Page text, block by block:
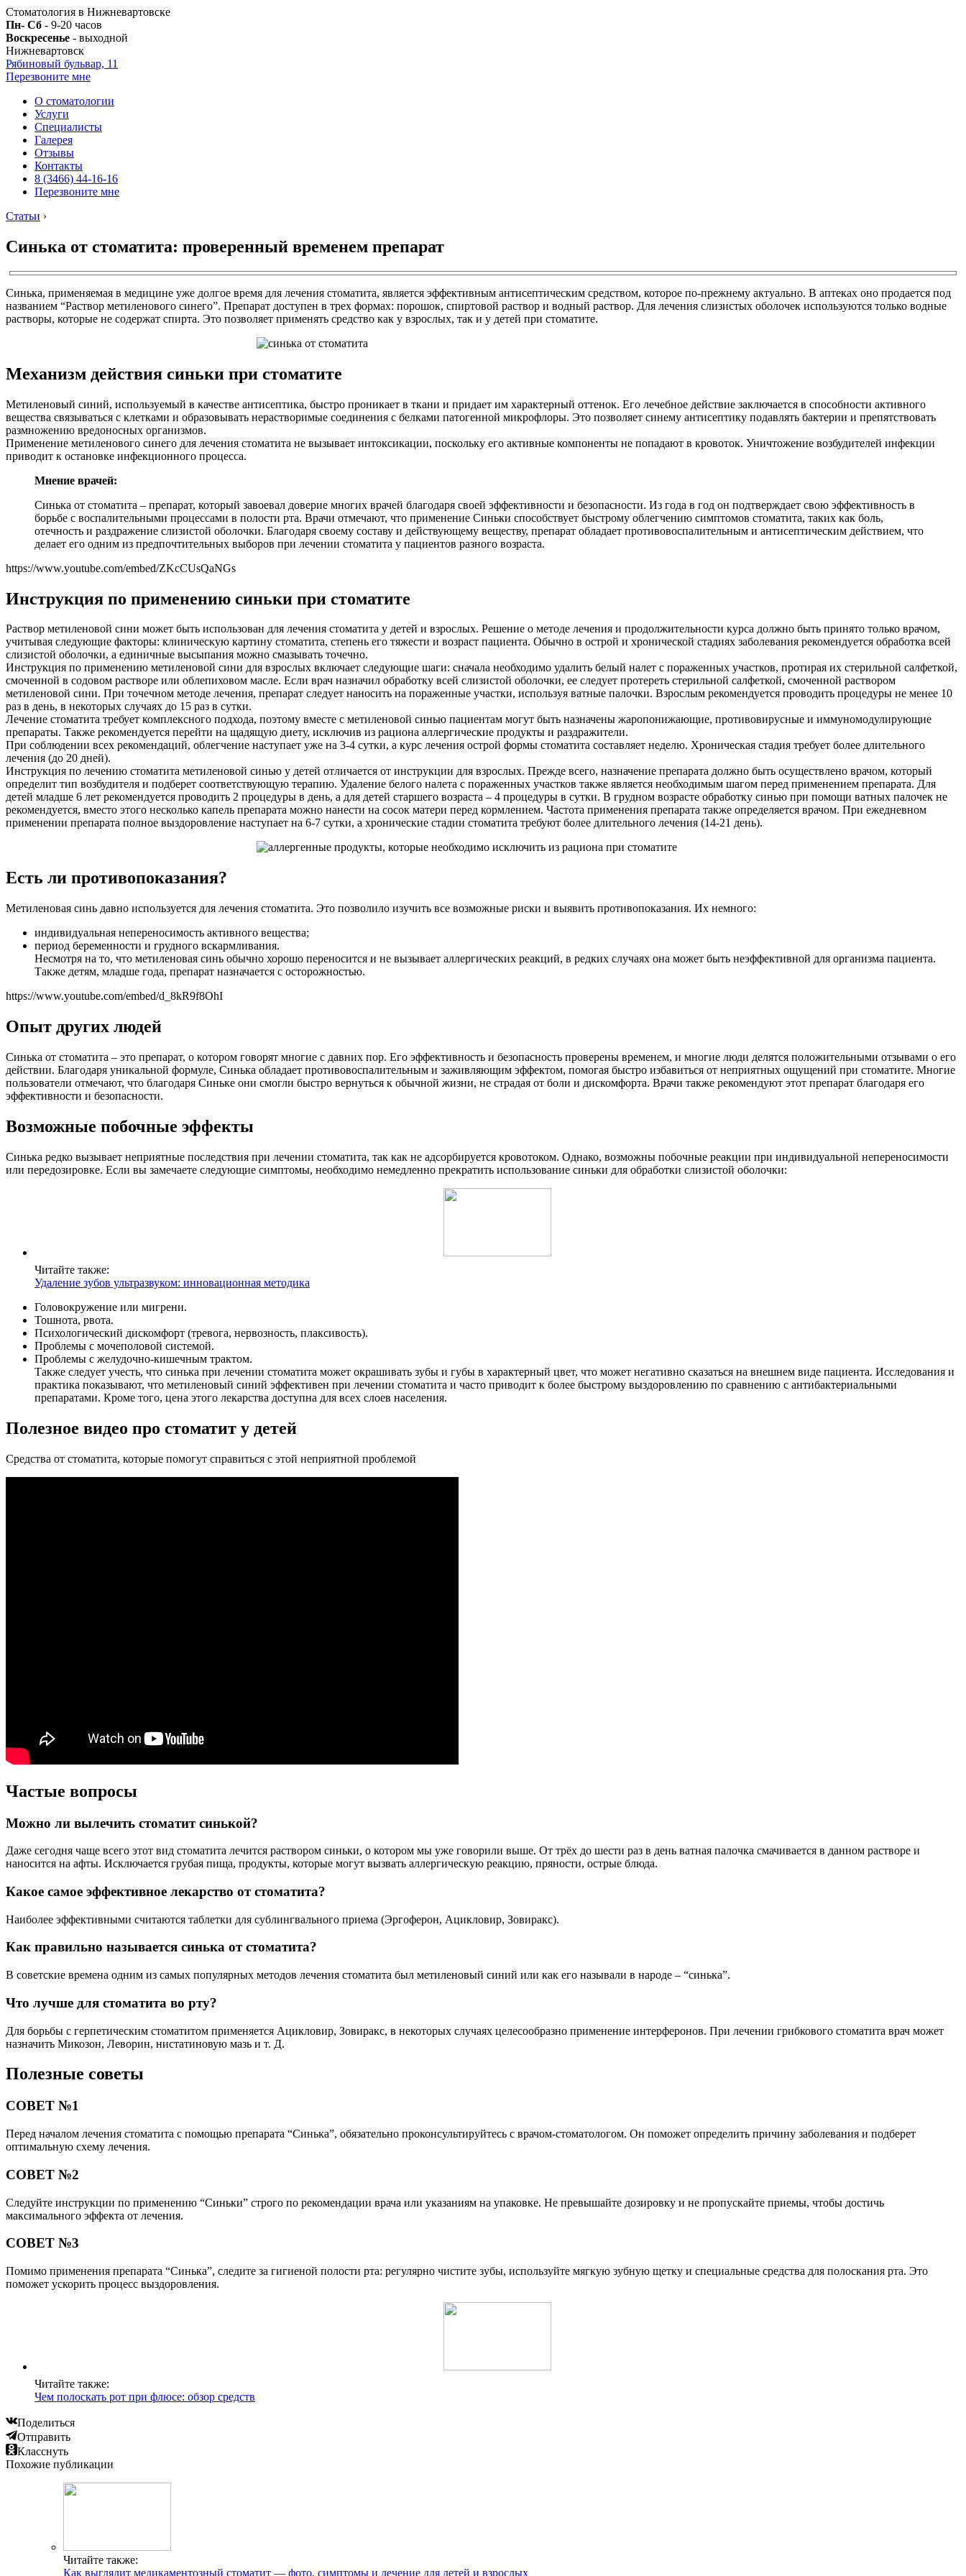
Стоматология в Нижневартовске
Пн- Сб - 9-20 часов
Воскресенье - выходной
Нижневартовск
Рябиновый бульвар, 11
Перезвоните мне
О стоматологии
Услуги
Специалисты
Галерея
Отзывы
Контакты
8 (3466) 44-16-16
Перезвоните мне
Статьи ›
Синька от стоматита: проверенный временем препарат
Синька, применяемая в медицине уже долгое время для лечения стоматита, является эффективным антисептическим средством, которое по-прежнему актуально. В аптеках оно продается под
названием “Раствор метиленового синего”. Препарат доступен в трех формах: порошок, спиртовой раствор и водный раствор. Для лечения слизистых оболочек используются только водные
растворы, которые не содержат спирта. Это позволяет применять средство как у взрослых, так и у детей при стоматите.
Механизм действия синьки при стоматите
Метиленовый синий, используемый в качестве антисептика, быстро проникает в ткани и придает им характерный оттенок. Его лечебное действие заключается в способности активного
вещества связываться с клетками и образовывать нерастворимые соединения с белками патогенной микрофлоры. Это позволяет синему антисептику подавлять бактерии и препятствовать
размножению вредоносных организмов.
Применение метиленового синего для лечения стоматита не вызывает интоксикации, поскольку его активные компоненты не попадают в кровоток. Уничтожение возбудителей инфекции
приводит к остановке инфекционного процесса.
Мнение врачей:
Синька от стоматита – препарат, который завоевал доверие многих врачей благодаря своей эффективности и безопасности. Из года в год он подтверждает свою эффективность в
борьбе с воспалительными процессами в полости рта. Врачи отмечают, что применение Синьки способствует быстрому облегчению симптомов стоматита, таких как боль,
отечность и раздражение слизистой оболочки. Благодаря своему составу и действующему веществу, препарат обладает противовоспалительным и антисептическим действием, что
делает его одним из предпочтительных выборов при лечении стоматита у пациентов разного возраста.
https://www.youtube.com/embed/ZKcCUsQaNGs
Инструкция по применению синьки при стоматите
Раствор метиленовой сини может быть использован для лечения стоматита у детей и взрослых. Решение о методе лечения и продолжительности курса должно быть принято только врачом,
учитывая следующие факторы: клиническую картину стоматита, степень его тяжести и возраст пациента. Обычно в острой и хронической стадиях заболевания рекомендуется обработка всей
слизистой оболочки, а единичные высыпания можно смазывать точечно.
Инструкция по применению метиленовой сини для взрослых включает следующие шаги: сначала необходимо удалить белый налет с пораженных участков, протирая их стерильной салфеткой,
смоченной в содовом растворе или облепиховом масле. Если врач назначил обработку всей слизистой оболочки, ее следует протереть стерильной салфеткой, смоченной раствором
метиленовой сини. При точечном методе лечения, препарат следует наносить на пораженные участки, используя ватные палочки. Взрослым рекомендуется проводить процедуры не менее 10
раз в день, в некоторых случаях до 15 раз в сутки.
Лечение стоматита требует комплексного подхода, поэтому вместе с метиленовой синью пациентам могут быть назначены жаропонижающие, противовирусные и иммуномодулирующие
препараты. Также рекомендуется перейти на щадящую диету, исключив из рациона аллергические продукты и раздражители.
При соблюдении всех рекомендаций, облегчение наступает уже на 3-4 сутки, а курс лечения острой формы стоматита составляет неделю. Хроническая стадия требует более длительного
лечения (до 20 дней).
Инструкция по лечению стоматита метиленовой синью у детей отличается от инструкции для взрослых. Прежде всего, назначение препарата должно быть осуществлено врачом, который
определит тип возбудителя и подберет соответствующую терапию. Удаление белого налета с пораженных участков также является необходимым шагом перед применением препарата. Для
детей младше 6 лет рекомендуется проводить 2 процедуры в день, а для детей старшего возраста – 4 процедуры в сутки. В грудном возрасте обработку синью при помощи ватных палочек не
рекомендуется, вместо этого несколько капель препарата можно нанести на сосок матери перед кормлением. Частота применения препарата также определяется врачом. При ежедневном
применении препарата полное выздоровление наступает на 6-7 сутки, а хронические стадии стоматита требуют более длительного лечения (14-21 день).
Есть ли противопоказания?
Метиленовая синь давно используется для лечения стоматита. Это позволило изучить все возможные риски и выявить противопоказания. Их немного:
индивидуальная непереносимость активного вещества;
период беременности и грудного вскармливания.
Несмотря на то, что метиленовая синь обычно хорошо переносится и не вызывает аллергических реакций, в редких случаях она может быть неэффективной для организма пациента.
Также детям, младше года, препарат назначается с осторожностью.
https://www.youtube.com/embed/d_8kR9f8OhI
Опыт других людей
Синька от стоматита – это препарат, о котором говорят многие с давних пор. Его эффективность и безопасность проверены временем, и многие люди делятся положительными отзывами о его
действии. Благодаря уникальной формуле, Синька обладает противовоспалительным и заживляющим эффектом, помогая быстро избавиться от неприятных ощущений при стоматите. Многие
пользователи отмечают, что благодаря Синьке они смогли быстро вернуться к обычной жизни, не страдая от боли и дискомфорта. Врачи также рекомендуют этот препарат благодаря его
эффективности и безопасности.
Возможные побочные эффекты
Синька редко вызывает неприятные последствия при лечении стоматита, так как не адсорбируется кровотоком. Однако, возможны побочные реакции при индивидуальной непереносимости
или передозировке. Если вы замечаете следующие симптомы, необходимо немедленно прекратить использование синьки для обработки слизистой оболочки:
Читайте также:
Удаление зубов ультразвуком: инновационная методика
Головокружение или мигрени.
Тошнота, рвота.
Психологический дискомфорт (тревога, нервозность, плаксивость).
Проблемы с мочеполовой системой.
Проблемы с желудочно-кишечным трактом.
Также следует учесть, что синька при лечении стоматита может окрашивать зубы и губы в характерный цвет, что может негативно сказаться на внешнем виде пациента. Исследования и
практика показывают, что метиленовый синий эффективен при лечении стоматита и часто приводит к более быстрому выздоровлению по сравнению с антибактериальными
препаратами. Кроме того, цена этого лекарства доступна для всех слоев населения.
Полезное видео про стоматит у детей
Средства от стоматита, которые помогут справиться с этой неприятной проблемой
Частые вопросы
Можно ли вылечить стоматит синькой?
Даже сегодня чаще всего этот вид стоматита лечится раствором синьки, о котором мы уже говорили выше. От трёх до шести раз в день ватная палочка смачивается в данном растворе и
наносится на афты. Исключается грубая пища, продукты, которые могут вызвать аллергическую реакцию, пряности, острые блюда.
Какое самое эффективное лекарство от стоматита?
Наиболее эффективными считаются таблетки для сублингвального приема (Эргоферон, Ацикловир, Зовиракс).
Как правильно называется синька от стоматита?
В советские времена одним из самых популярных методов лечения стоматита был метиленовый синий или как его называли в народе – “синька”.
Что лучше для стоматита во рту?
Для борьбы с герпетическим стоматитом применяется Ацикловир, Зовиракс, в некоторых случаях целесообразно применение интерферонов. При лечении грибкового стоматита врач может
назначить Микозон, Леворин, нистатиновую мазь и т. Д.
Полезные советы
СОВЕТ №1
Перед началом лечения стоматита с помощью препарата “Синька”, обязательно проконсультируйтесь с врачом-стоматологом. Он поможет определить причину заболевания и подберет
оптимальную схему лечения.
СОВЕТ №2
Следуйте инструкции по применению “Синьки” строго по рекомендации врача или указаниям на упаковке. Не превышайте дозировку и не пропускайте приемы, чтобы достичь
максимального эффекта от лечения.
СОВЕТ №3
Помимо применения препарата “Синька”, следите за гигиеной полости рта: регулярно чистите зубы, используйте мягкую зубную щетку и специальные средства для полоскания рта. Это
поможет ускорить процесс выздоровления.
Читайте также:
Чем полоскать рот при флюсе: обзор средств
Поделиться
Отправить
Класснуть
Похожие публикации
Читайте также:
Как выглядит медикаментозный стоматит — фото, симптомы и лечение для детей и взрослых